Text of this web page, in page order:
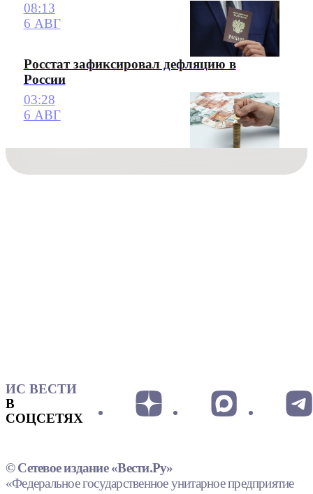
08:13
6 АВГ
Росстат зафиксировал дефляцию в
России
03:28
6 АВГ
ИС ВЕСТИ
В
СОЦСЕТЯХ
© Сетевое издание «Вести.Ру»
«Федеральное государственное унитарное предприятие